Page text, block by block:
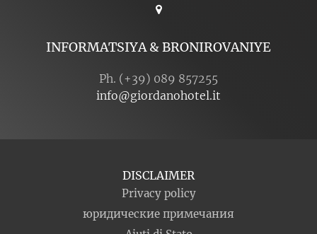
INFORMATSIYA & BRONIROVANIYE
Ph. (+39) 089 857255
info@giordanohotel.it
DISCLAIMER
Privacy policy
юридические примечания